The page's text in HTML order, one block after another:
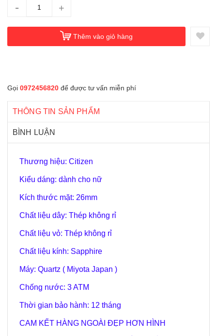
- +
Thêm vào giỏ hàng
Gọi 0972456820 để được tư vấn miễn phí
THÔNG TIN SẢN PHẨM
BÌNH LUẬN
Thương hiệu: Citizen
Kiểu dáng: dành cho nữ
Kích thước mặt: 26mm
Chất liệu dây: Thép không rỉ
Chất liệu vỏ: Thép không rỉ
Chất liệu kính: Sapphire
Máy: Quartz ( Miyota Japan )
Chống nước: 3 ATM
Thời gian bảo hành: 12 tháng
CAM KẾT HÀNG NGOÀI ĐẸP HƠN HÌNH